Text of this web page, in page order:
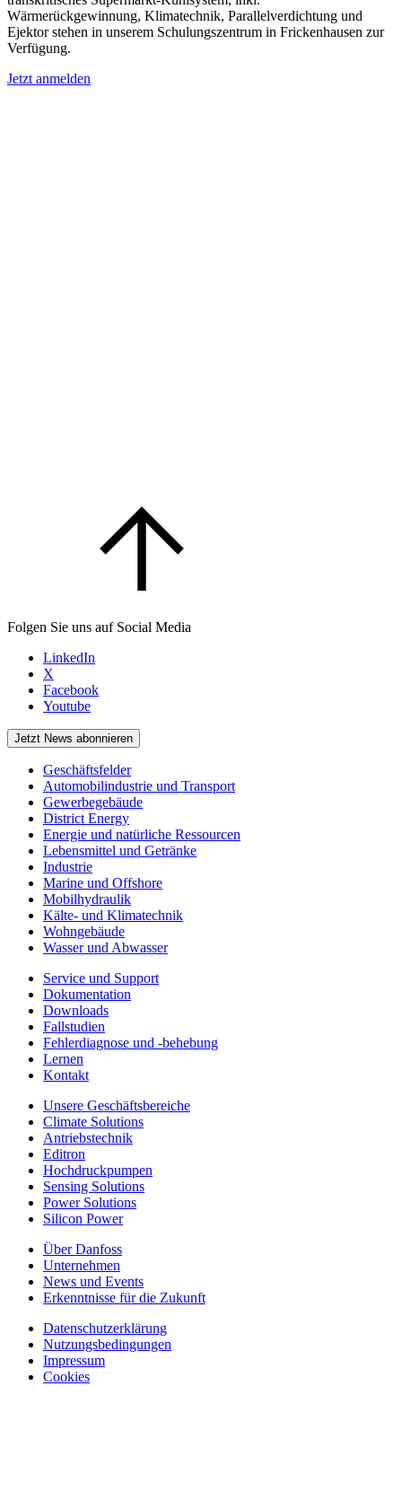
Wärmerückgewinnung, Klimatechnik, Parallelverdichtung und
Ejektor stehen in unserem Schulungszentrum in Frickenhausen zur
Verfügung.
Jetzt anmelden
Folgen Sie uns auf Social Media
LinkedIn
X
Facebook
Youtube
Jetzt News abonnieren
Geschäftsfelder
Automobilindustrie und Transport
Gewerbegebäude
District Energy
Energie und natürliche Ressourcen
Lebensmittel und Getränke
Industrie
Marine und Offshore
Mobilhydraulik
Kälte- und Klimatechnik
Wohngebäude
Wasser und Abwasser
Service und Support
Dokumentation
Downloads
Fallstudien
Fehlerdiagnose und -behebung
Lernen
Kontakt
Unsere Geschäftsbereiche
Climate Solutions
Antriebstechnik
Editron
Hochdruckpumpen
Sensing Solutions
Power Solutions
Silicon Power
Über Danfoss
Unternehmen
News und Events
Erkenntnisse für die Zukunft
Datenschutzerklärung
Nutzungsbedingungen
Impressum
Cookies